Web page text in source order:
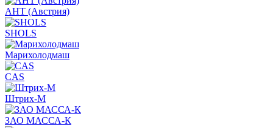
АНТ (Австрия)
SHOLS
Марихолодмаш
CAS
Штрих-М
ЗАО МАССА-К